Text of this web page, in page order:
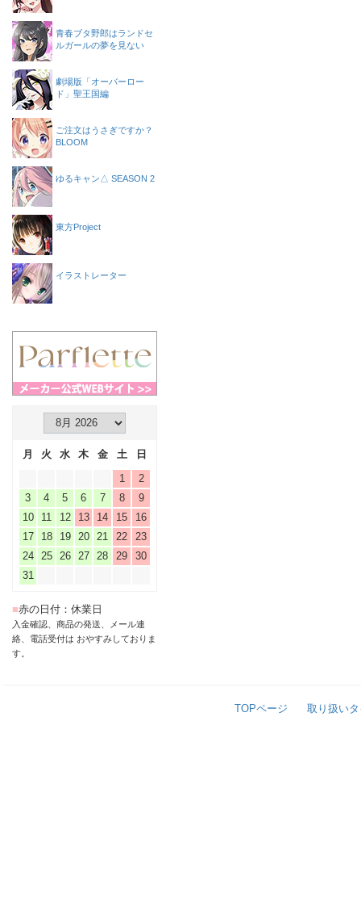
青春ブタ野郎はランドセ
ルガールの夢を見ない
劇場版「オーバーロー
ド」聖王国編
ご注文はうさぎですか？
BLOOM
ゆるキャン△ SEASON 2
東方Project
イラストレーター
月 火 水 木 金 土
日
1
2
3
4 5 6 7 8
9
10
11 12 13 14 15
16
17
18 19 20 21 22
23
24
25 26 27 28 29
30
31
■赤の日付：休業日
入金確認、商品の発送、メール連
絡、電話受付は おやすみしておりま
す。
TOPページ 取り扱い